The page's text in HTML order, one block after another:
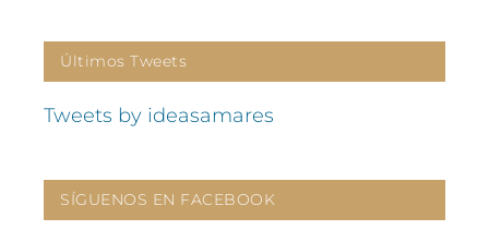
Últimos Tweets
Tweets by ideasamares
SÍGUENOS EN FACEBOOK